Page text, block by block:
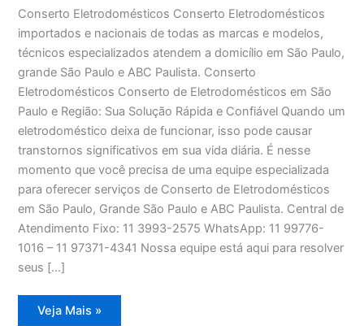
Conserto Eletrodomésticos Conserto Eletrodomésticos
importados e nacionais de todas as marcas e modelos,
técnicos especializados atendem a domicílio em São Paulo,
grande São Paulo e ABC Paulista. Conserto
Eletrodomésticos Conserto de Eletrodomésticos em São
Paulo e Região: Sua Solução Rápida e Confiável Quando um
eletrodoméstico deixa de funcionar, isso pode causar
transtornos significativos em sua vida diária. É nesse
momento que você precisa de uma equipe especializada
para oferecer serviços de Conserto de Eletrodomésticos
em São Paulo, Grande São Paulo e ABC Paulista. Central de
Atendimento Fixo: 11 3993-2575 WhatsApp: 11 99776-
1016 – 11 97371-4341 Nossa equipe está aqui para resolver
seus […]
Conserto
Eletrodomésticos
Veja Mais »